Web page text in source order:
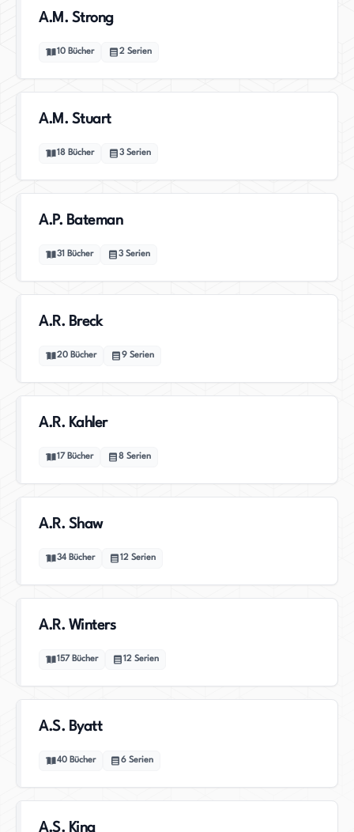
A.M. Strong
10 Bücher 2 Serien
A.M. Stuart
18 Bücher 3 Serien
A.P. Bateman
31 Bücher 3 Serien
A.R. Breck
20 Bücher 9 Serien
A.R. Kahler
17 Bücher 8 Serien
A.R. Shaw
34 Bücher 12 Serien
A.R. Winters
157 Bücher 12 Serien
A.S. Byatt
40 Bücher 6 Serien
A.S. King